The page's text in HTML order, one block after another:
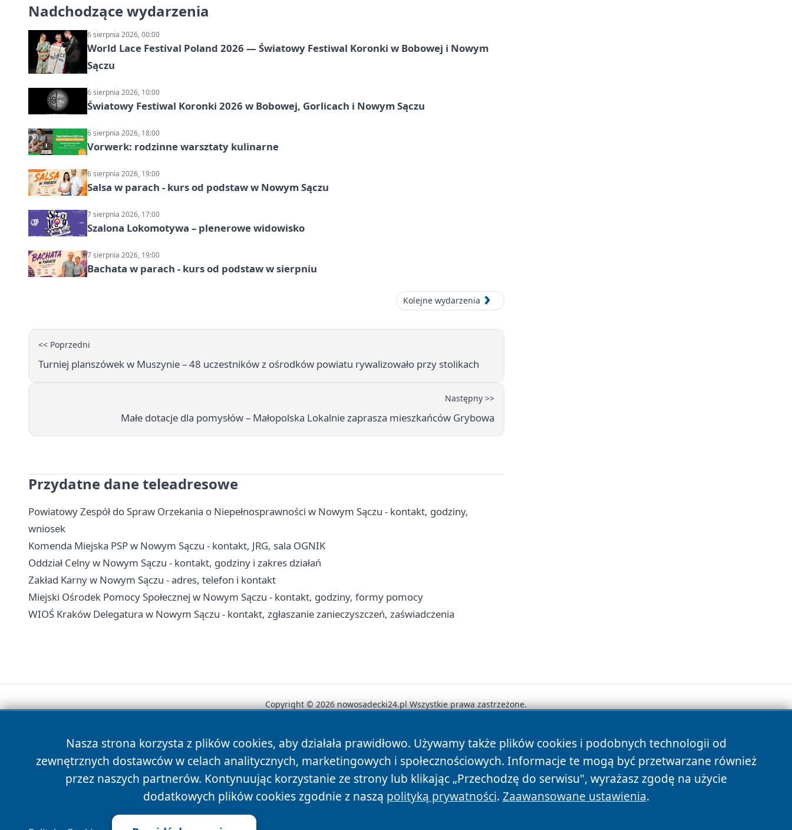
Nadchodzące wydarzenia
6 sierpnia 2026, 00:00
World Lace Festival Poland 2026 — Światowy Festiwal Koronki w Bobowej i Nowym
Sączu
6 sierpnia 2026, 10:00
Światowy Festiwal Koronki 2026 w Bobowej, Gorlicach i Nowym Sączu
6 sierpnia 2026, 18:00
Vorwerk: rodzinne warsztaty kulinarne
6 sierpnia 2026, 19:00
Salsa w parach - kurs od podstaw w Nowym Sączu
7 sierpnia 2026, 17:00
Szalona Lokomotywa – plenerowe widowisko
7 sierpnia 2026, 19:00
Bachata w parach - kurs od podstaw w sierpniu
Kolejne wydarzenia
<< Poprzedni
Turniej planszówek w Muszynie – 48 uczestników z ośrodków powiatu rywalizowało przy stolikach
Następny >>
Małe dotacje dla pomysłów – Małopolska Lokalnie zaprasza mieszkańców Grybowa
Przydatne dane teleadresowe
Powiatowy Zespół do Spraw Orzekania o Niepełnosprawności w Nowym Sączu - kontakt, godziny,
wniosek
Komenda Miejska PSP w Nowym Sączu - kontakt, JRG, sala OGNIK
Oddział Celny w Nowym Sączu - kontakt, godziny i zakres działań
Zakład Karny w Nowym Sączu - adres, telefon i kontakt
Miejski Ośrodek Pomocy Społecznej w Nowym Sączu - kontakt, godziny, formy pomocy
WIOŚ Kraków Delegatura w Nowym Sączu - kontakt, zgłaszanie zanieczyszczeń, zaświadczenia
Nasza strona korzysta z plików cookies, aby działała prawidłowo. Używamy także plików cookies i podobnych technologii od
zewnętrznych dostawców w celach analitycznych, marketingowych i społecznościowych. Informacje te mogą być przetwarzane również
przez naszych partnerów. Kontynuując korzystanie ze strony lub klikając „Przechodzę do serwisu", wyrażasz zgodę na użycie
dodatkowych plików cookies zgodnie z naszą polityką prywatności. Zaawansowane ustawienia.
Copyright © 2026 nowosadecki24.pl Wszystkie prawa zastrzeżone.
News Autorzy Polityka Prywatności Polityka Cookies